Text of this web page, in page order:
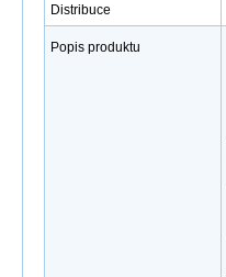
Distribuce
Popis produktu